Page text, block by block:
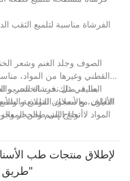
القطني وغيرها من المواد،
العالية، مثل نحت الخشب
التعاون مع معجون التلميع
أنواع اليشم والحجر والزجاج والكريستال والمواد الصلبة الأخرى.
والألياف، والأسلاك الفولاذية،
المواد لا تحتاج إلى طحن
المواد المعدنية، كما أن تلميع
طريق الفم نجاحًا كبيرًا في هونان"